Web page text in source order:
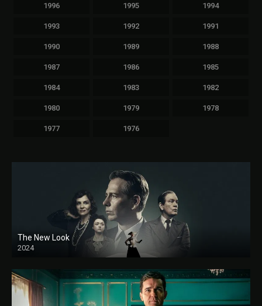
1996 1995 1994
1993 1992 1991
1990 1989 1988
1987 1986 1985
1984 1983 1982
1980 1979 1978
1977 1976
The New Look
2024